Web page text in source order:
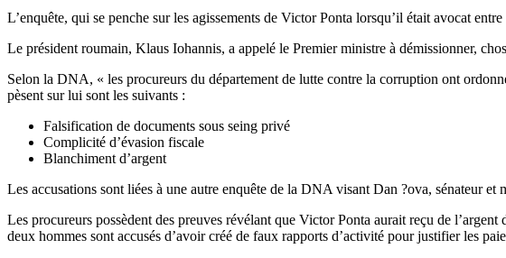
L’enquête, qui se penche sur les agissements de Victor Ponta lorsqu’il était avocat
Le président roumain, Klaus Iohannis, a appelé le Premier ministre à démissionner,
Selon la DNA, « les procureurs du département de lutte contre la corruption ont
pèsent sur lui sont les suivants :
Falsification de documents sous seing privé
Complicité d’évasion fiscale
Blanchiment d’argent
Les accusations sont liées à une autre enquête de la DNA visant Dan ?ova, sénateur
Les procureurs possèdent des preuves révélant que Victor Ponta aurait reçu de
deux hommes sont accusés d’avoir créé de faux rapports d’activité pour justifier les